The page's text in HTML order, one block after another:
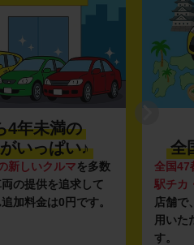
4年未満の
いっぱい♪
新しいクルマを多数
の提供を追求して
加料金は0円です。
全
全国47
駅チカ
店舗で
用いた
す。